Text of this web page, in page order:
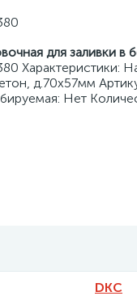
для заливки в
Характеристики:
д.70х57мм
Нет
DKC